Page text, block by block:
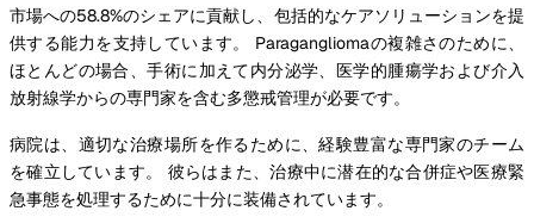
市場への58.8%のシェアに貢献し、包括的なケアソリューションを提
供する能力を支持しています。 Paragangliomaの複雑さのために、
ほとんどの場合、手術に加えて内分泌学、医学的腫瘍学および介入
放射線学からの専門家を含む多懲戒管理が必要です。
病院は、適切な治療場所を作るために、経験豊富な専門家のチーム
を確立しています。 彼らはまた、治療中に潜在的な合併症や医療緊
急事態を処理するために十分に装備されています。